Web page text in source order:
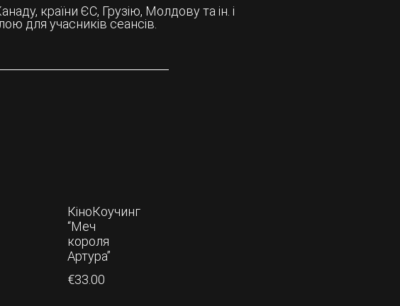
країни ЄС, Грузію, Молдову та ін. і
для учасників сеансів.
КіноКоучинг
“Меч
короля
Артура”
€33.00